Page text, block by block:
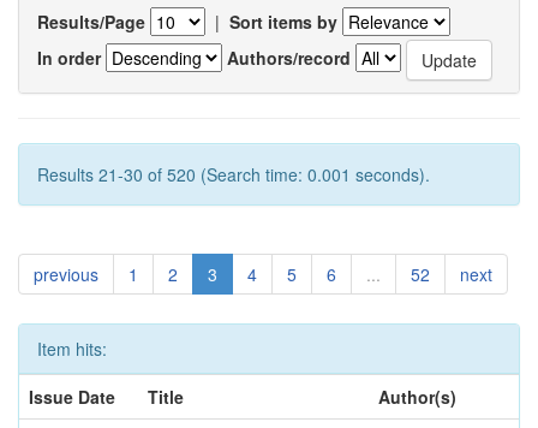
Results/Page | Sort items by
In order
Authors/record
Results 21-30 of 520 (Search time: 0.001 seconds).
previous 1 2 3 4 5 6 ... 52 next
Item hits:
Issue Date
Title
Author(s)